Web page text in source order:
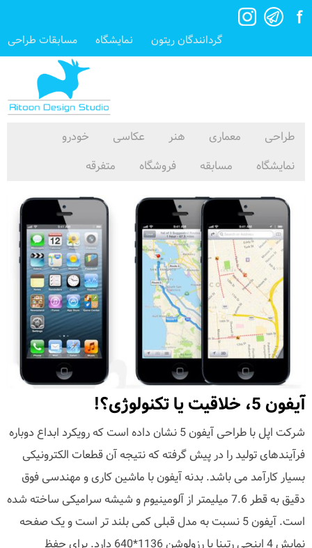
گردانندگان ریتون نمایشگاه مسابقات طراحی
طراحی معماری هنر عکاسی
خودرو
نمایشگاه
مسابقه فروشگاه متفرقه
آیفون 5، خلاقیت یا تکنولوژی؟!
شرکت اپل با طراحی آیفون 5 نشان داده است که رویکرد ابداع دوباره
فرآیندهای تولید را در پیش گرفته که نتیجه آن قطعات الکترونیکی
بسیار کارآمد می باشد. بدنه آیفون با ماشین کاری و مهندسی فوق
دقیق به قطر 7.6 میلیمتر از آلومینیوم و شیشه سرامیکی ساخته شده
است. آیفون 5 نسبت به مدل قبلی کمی بلند تر است و یک صفحه
نمایش 4 اینچی رتینا با رزولوشن 1136*640 دارد. برای حفظ